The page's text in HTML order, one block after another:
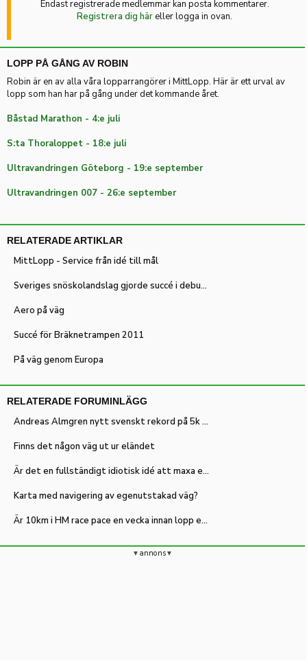
Endast registrerade medlemmar kan posta kommentarer.
Registrera dig häreller logga in ovan.
LOPP PÅ GÅNG AV ROBIN
Robin är en av alla våra lopparrangörer i MittLopp. Här är ett urval av
lopp som han har på gång under det kommande året.
Båstad Marathon - 4:e juli
S:ta Thoraloppet - 18:e juli
Ultravandringen Göteborg - 19:e september
Ultravandringen 007 - 26:e september
RELATERADE ARTIKLAR
MittLopp - Service från idé till mål
Sveriges snöskolandslag gjorde succé i debuten
Aero på väg
Succé för Bräknetrampen 2011
På väg genom Europa
RELATERADE FORUMINLÄGG
Andreas Almgren nytt svenskt rekord på 5k väg i Drammen
Finns det någon väg ut ur eländet
Är det en fullständigt idiotisk idé att maxa en mara på träning?
Karta med navigering av egenutstakad väg?
Är 10km i HM race pace en vecka innan lopp en bra idé?
annons